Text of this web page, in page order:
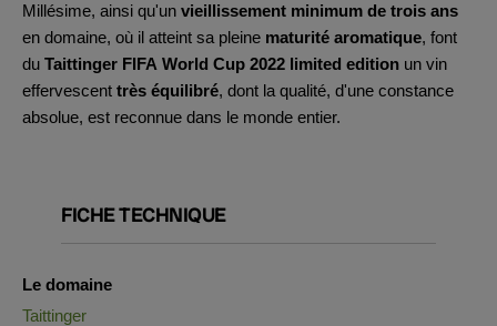
Millésime, ainsi qu'un vieillissement minimum de trois ans
en domaine, où il atteint sa pleine maturité aromatique, font
du Taittinger FIFA World Cup 2022 limited edition un vin
effervescent très équilibré, dont la qualité, d'une constance
absolue, est reconnue dans le monde entier.
FICHE TECHNIQUE
Le domaine
Taittinger